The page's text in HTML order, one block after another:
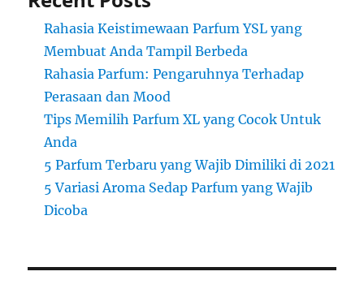
Rahasia Keistimewaan Parfum YSL yang
Membuat Anda Tampil Berbeda
Rahasia Parfum: Pengaruhnya Terhadap
Perasaan dan Mood
Tips Memilih Parfum XL yang Cocok Untuk
Anda
5 Parfum Terbaru yang Wajib Dimiliki di 2021
5 Variasi Aroma Sedap Parfum yang Wajib
Dicoba